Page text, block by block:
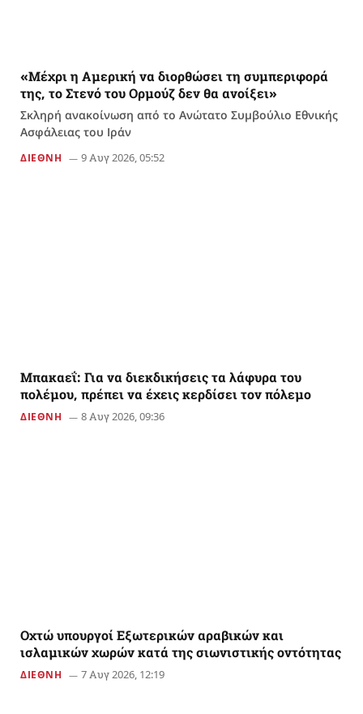
«Μέχρι η Αμερική να διορθώσει τη συμπεριφορά
της, το Στενό του Ορμούζ δεν θα ανοίξει»
Σκληρή ανακοίνωση από το Ανώτατο Συμβούλιο Εθνικής
Ασφάλειας του Ιράν
ΔΙΕΘΝΗ 9 Αυγ 2026, 05:52
Μπακαεΐ: Για να διεκδικήσεις τα λάφυρα του
πολέμου, πρέπει να έχεις κερδίσει τον πόλεμο
ΔΙΕΘΝΗ 8 Αυγ 2026, 09:36
Οχτώ υπουργοί Εξωτερικών αραβικών και
ισλαμικών χωρών κατά της σιωνιστικής οντότητας
ΔΙΕΘΝΗ 7 Αυγ 2026, 12:19